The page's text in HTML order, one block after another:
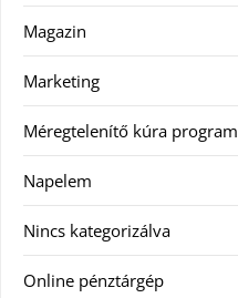
Magazin
Marketing
Méregtelenítő kúra program
Napelem
Nincs kategorizálva
Online pénztárgép